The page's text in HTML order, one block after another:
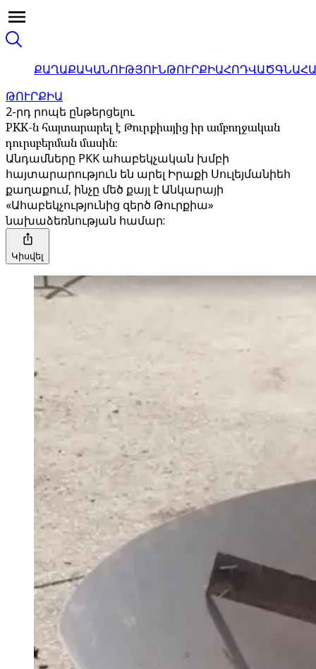
ՔԱՂԱՔԱԿԱՆՈՒԹՅՈՒՆԹՈՒՐՔԻԱՀՈԴՎԱԾ
ԹՈՒՐՔԻԱ
2-րդ րոպե ընթերցելու
PKK-ն հայտարարել է Թուրքիայից իր ամբողջական
դուրսբերման մասին։
Անդամները PKK ահաբեկչական խմբի
հայտարարություն են արել Իրաքի Սուլեյմանիեհ
քաղաքում, ինչը մեծ քայլ է Անկարայի
«Ահաբեկչությունից զերծ Թուրքիա»
նախաձեռնության համար:
Կիսվել